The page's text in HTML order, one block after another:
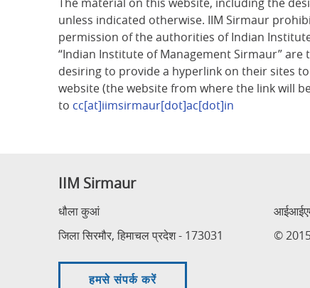
unless indicated otherwise. IIM Sirmaur
permission of the authorities of Indian
“Indian Institute of Management Sirmaur”
desiring to provide a hyperlink on their sites
website (the website from where the link will
to cc[at]iimsirmaur[dot]ac[dot]in
IIM Sirmaur
धौला कुआं
जिला सिरमौर, हिमाचल प्रदेश - 173031
हमसे संपर्क करें
© 2015